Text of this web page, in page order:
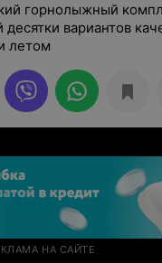
горнолыжный
вариантов
летом
НА САЙТЕ